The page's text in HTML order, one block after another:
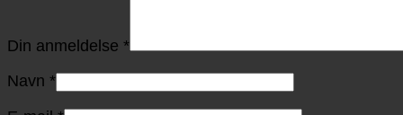
Din anmeldelse *
Navn *